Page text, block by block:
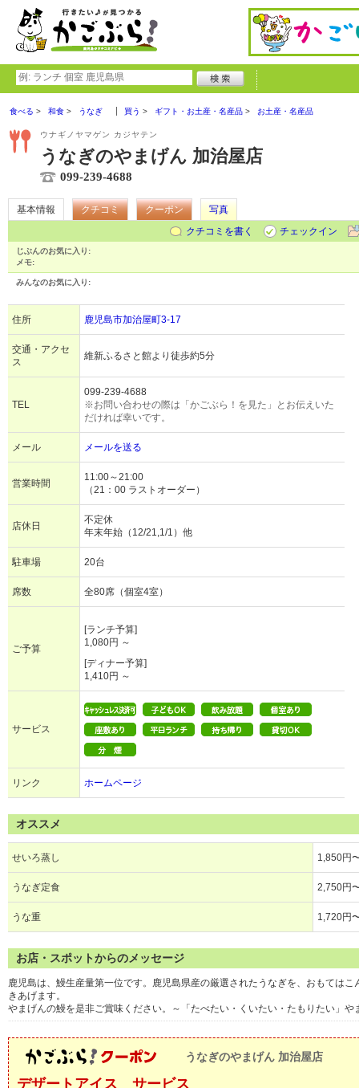
食べる 和食 うなぎ 買う ギフト・お土産・名産品 お土産・名産品
ウナギノヤマゲン カジヤテン
うなぎのやまげん 加治屋店
099-239-4688
基本情報 クチコミ クーポン
写真
クチコミを書く
チェックイン
じぶんのお気に入り:
メモ:
みんなのお気に入り:
住所 鹿児島市加治屋町3-17
交通・アクセ
ス
維新ふるさと館より徒歩約5分
TEL
099-239-4688
※お問い合わせの際は「かごぶら！を見た」とお伝えいた
だければ幸いです。
メール メールを送る
営業時間
11:00～21:00
（21：00 ラストオーダー）
店休日
不定休
年末年始（12/21,1/1）他
駐車場 20台
席数 全80席（個室4室）
ご予算
[ランチ予算]
1,080円 ～
[ディナー予算]
1,410円 ～
サービス
リンク ホームページ
オススメ
せいろ蒸し 1,850円
うなぎ定食 2,750円
うな重 1,720円
お店・スポットからのメッセージ
鹿児島は、鰻生産量第一位です。鹿児島県産の厳選されたうなぎを、おもては
きあげます。
やまげんの鰻を是非ご賞味ください。～「たべたい・くいたい・たもりたい」や
うなぎのやまげん 加治屋店
デザートアイス サービス